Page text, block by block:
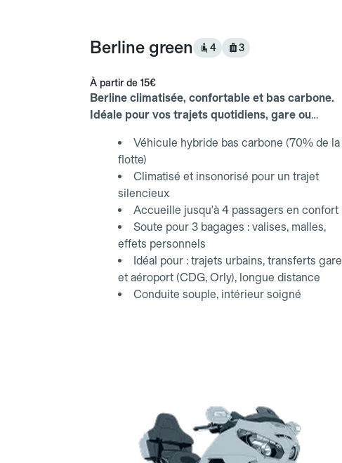
Berline green 4 3
À partir de 15€
Berline climatisée, confortable et bas carbone.
Idéale pour vos trajets quotidiens, gare ou
Véhicule hybride bas carbone (70% de la
flotte)
Climatisé et insonorisé pour un trajet
silencieux
Accueille jusqu'à 4 passagers en confort
Soute pour 3 bagages : valises, malles,
effets personnels
Idéal pour : trajets urbains, transferts gare
et aéroport (CDG, Orly), longue distance
Conduite souple, intérieur soigné